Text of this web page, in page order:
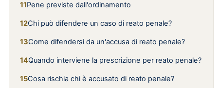
Pene previste dall'ordinamento
Chi può difendere un caso di reato penale?
Come difendersi da un'accusa di reato penale?
Quando interviene la prescrizione per reato penale?
Cosa rischia chi è accusato di reato penale?